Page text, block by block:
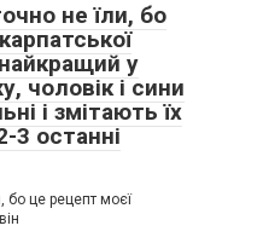
не їли, бо
у
чоловік і сини
і змітають їх
3 останні
бо це рецепт моєї